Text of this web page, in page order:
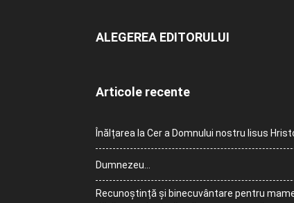
ALEGEREA EDITORULUI
Articole recente
Înălțarea la Cer a Domnului nostru Iisus
Dumnezeu…
Recunoștință și binecuvântare pentru